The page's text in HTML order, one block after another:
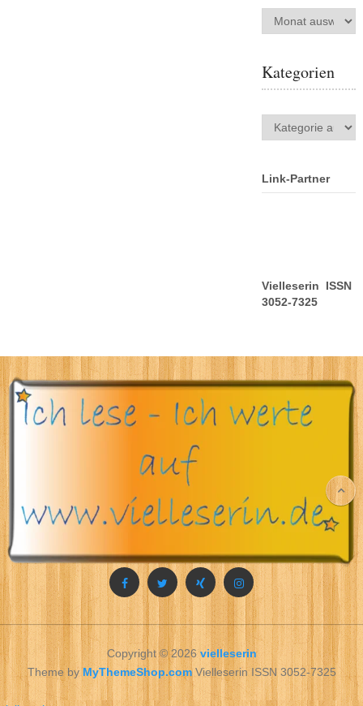
Archiv
Kategorien
Kategorien
Link-Partner
Vielleserin ISSN
3052-7325
Copyright © 2026vielleserin
Theme by MyThemeShop.comVielleserin ISSN 3052-7325